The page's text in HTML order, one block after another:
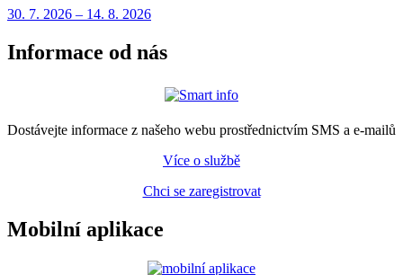
30. 7. 2026 – 14. 8. 2026
Informace od nás
Dostávejte informace z našeho webu prostřednictvím SMS a e-mailů
Více o službě
Chci se zaregistrovat
Mobilní aplikace